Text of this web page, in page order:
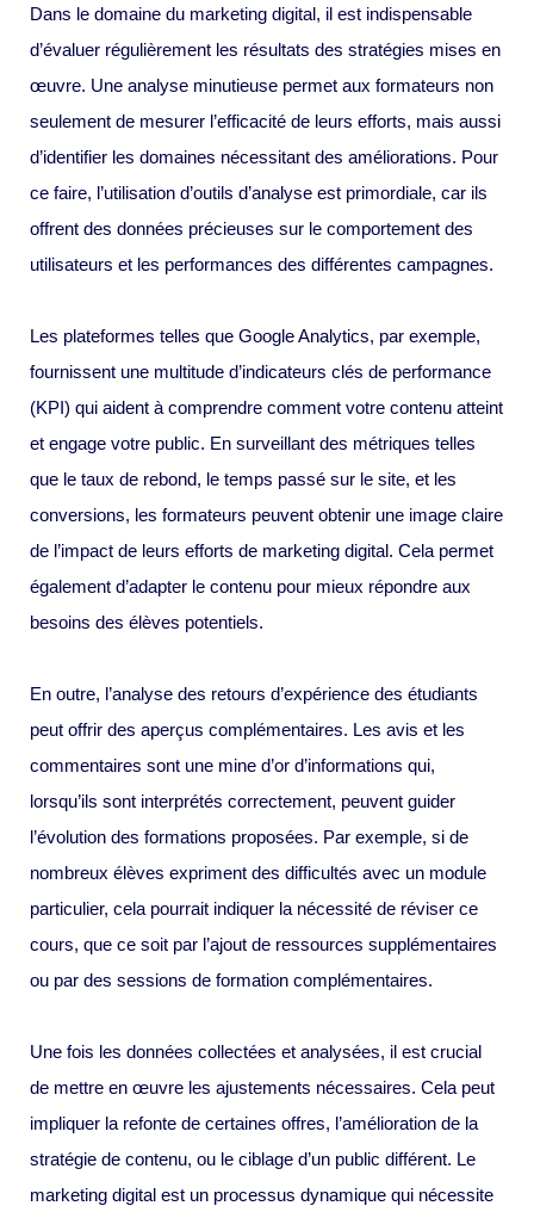
Dans le domaine du marketing digital, il est indispensable
d’évaluer régulièrement les résultats des stratégies mises en
œuvre. Une analyse minutieuse permet aux formateurs non
seulement de mesurer l’efficacité de leurs efforts, mais aussi
d’identifier les domaines nécessitant des améliorations. Pour
ce faire, l’utilisation d’outils d’analyse est primordiale, car ils
offrent des données précieuses sur le comportement des
utilisateurs et les performances des différentes campagnes.
Les plateformes telles que Google Analytics, par exemple,
fournissent une multitude d’indicateurs clés de performance
(KPI) qui aident à comprendre comment votre contenu atteint
et engage votre public. En surveillant des métriques telles
que le taux de rebond, le temps passé sur le site, et les
conversions, les formateurs peuvent obtenir une image claire
de l’impact de leurs efforts de marketing digital. Cela permet
également d’adapter le contenu pour mieux répondre aux
besoins des élèves potentiels.
En outre, l’analyse des retours d’expérience des étudiants
peut offrir des aperçus complémentaires. Les avis et les
commentaires sont une mine d’or d’informations qui,
lorsqu’ils sont interprétés correctement, peuvent guider
l’évolution des formations proposées. Par exemple, si de
nombreux élèves expriment des difficultés avec un module
particulier, cela pourrait indiquer la nécessité de réviser ce
cours, que ce soit par l’ajout de ressources supplémentaires
ou par des sessions de formation complémentaires.
Une fois les données collectées et analysées, il est crucial
de mettre en œuvre les ajustements nécessaires. Cela peut
impliquer la refonte de certaines offres, l’amélioration de la
stratégie de contenu, ou le ciblage d’un public différent. Le
marketing digital est un processus dynamique qui nécessite